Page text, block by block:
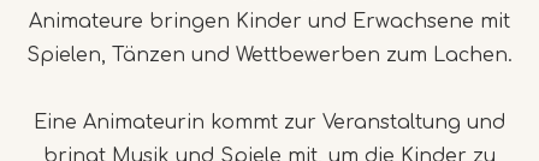
Animateure bringen Kinder und Erwachsene mit
Spielen, Tänzen und Wettbewerben zum Lachen.
Eine Animateurin kommt zur Veranstaltung und
bringt Musik und Spiele mit, um die Kinder zu